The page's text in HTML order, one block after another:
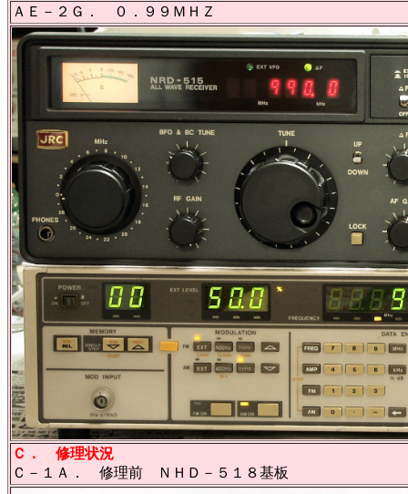
ＡＥ－２Ｇ． ０．９９ＭＨＺ
Ｃ． 修理状況
Ｃ－１Ａ． 修理前 ＮＨＤ－５１８基板